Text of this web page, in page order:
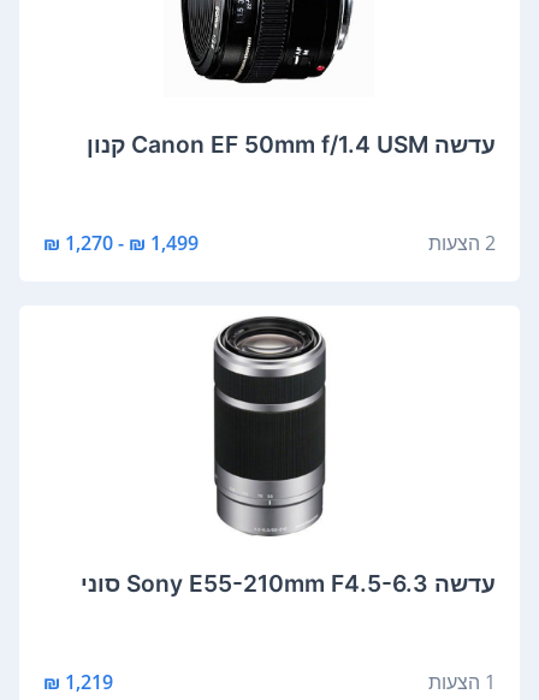
‏עדשה Canon EF 50mm f/1.4 USM קנון
2 הצעות 1,499 ₪ - 1,270 ₪
‏עדשה Sony E55-210mm F4.5-6.3 סוני
1 הצעות 1,219 ₪